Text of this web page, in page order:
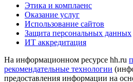
Этика и комплаенс
Оказание услуг
Использование сайтов
Защита персональных данных
ИТ аккредитация
На информационном ресурсе hh.ru
рекомендательные технологии
предоставления информации на